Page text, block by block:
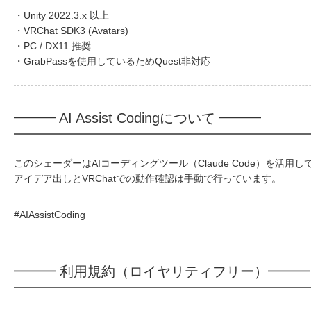
・Unity 2022.3.x 以上
・VRChat SDK3 (Avatars)
・PC / DX11 推奨
・GrabPassを使用しているためQuest非対応
━━━ AI Assist Codingについて ━━━
このシェーダーはAIコーディングツール（Claude Code）を活用し
アイデア出しとVRChatでの動作確認は手動で行っています。
#AIAssistCoding
━━━ 利用規約（ロイヤリティフリー）━━━